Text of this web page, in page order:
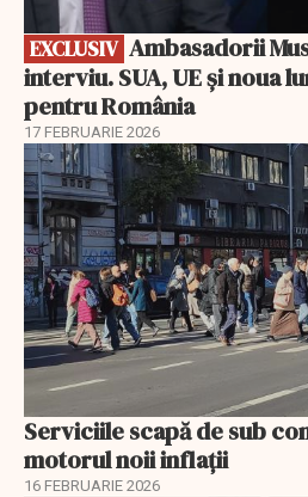
EXCLUSIV
interviu. SUA, UE și noua
pentru România
17 FEBRUARIE 2026
Serviciile scapă de sub
motorul noii inflații
16 FEBRUARIE 2026